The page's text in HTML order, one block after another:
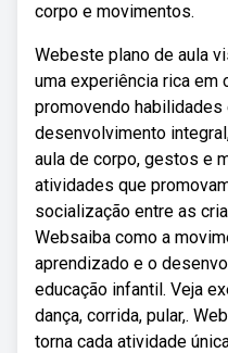
corpo e movimentos.
Webeste plano de aula
uma experiência rica
promovendo
desenvolvimento
aula de corpo, gestos e
atividades que
socialização entre as
Websaiba como a
aprendizado e o
educação infantil. Veja
dança, corrida, pular,.
torna cada atividade